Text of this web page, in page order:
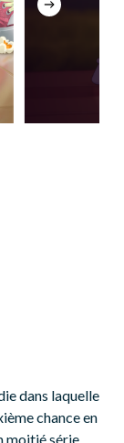
dans laquelle
chance en
moitié série